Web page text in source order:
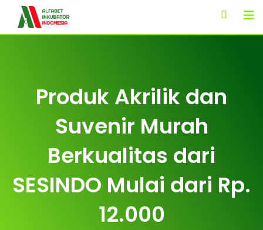
Produk Akrilik dan
Suvenir Murah
Berkualitas dari
SESINDO Mulai dari Rp.
12.000